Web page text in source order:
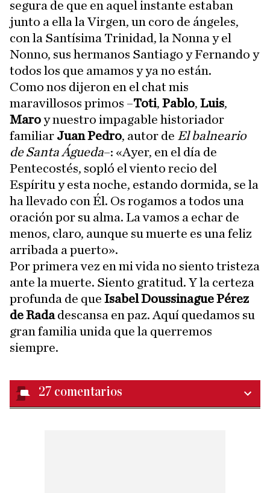
segura de que en aquel instante estaban
junto a ella la Virgen, un coro de ángeles,
con la Santísima Trinidad, la Nonna y el
Nonno, sus hermanos Santiago y Fernando y
todos los que amamos y ya no están.
Como nos dijeron en el chat mis
maravillosos primos –Toti, Pablo, Luis,
Maroy nuestro impagable historiador
familiar Juan Pedro, autor de El balneario
de Santa Águeda–: «Ayer, en el día de
Pentecostés, sopló el viento recio del
Espíritu y esta noche, estando dormida, se la
ha llevado con Él. Os rogamos a todos una
oración por su alma. La vamos a echar de
menos, claro, aunque su muerte es una feliz
arribada a puerto».
Por primera vez en mi vida no siento tristeza
ante la muerte. Siento gratitud. Y la certeza
profunda de que Isabel Doussinague Pérez
de Radadescansa en paz. Aquí quedamos su
gran familia unida que la querremos
siempre.
27 comentarios